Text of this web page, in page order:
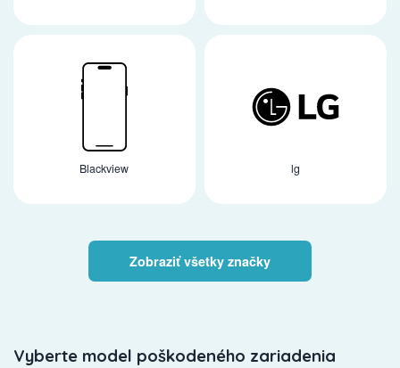
Blackview lg
Zobraziť všetky značky
Vyberte model poškodeného zariadenia